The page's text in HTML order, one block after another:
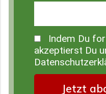
Indem Du
akzeptierst Du